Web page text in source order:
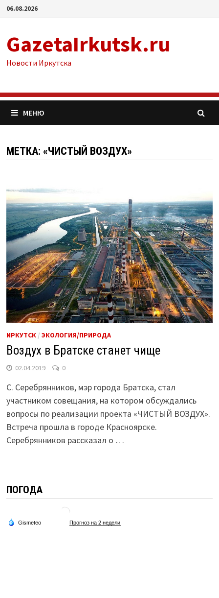
Перейти
06.08.2026
GazetaIrkutsk.ru
Новости Иркутска
МЕНЮ
МЕТКА: «ЧИСТЫЙ ВОЗДУХ»
ИРКУТСК/ ЭКОЛОГИЯ/ПРИРОДА
Воздух в Братске станет чище
02.04.2019 0
С. Серебрянников, мэр города Братска, стал
участником совещания, на котором обсуждались
вопросы по реализации проекта «ЧИСТЫЙ ВОЗДУХ».
Встреча прошла в городе Красноярске.
Серебрянников рассказал о …
ПОГОДА